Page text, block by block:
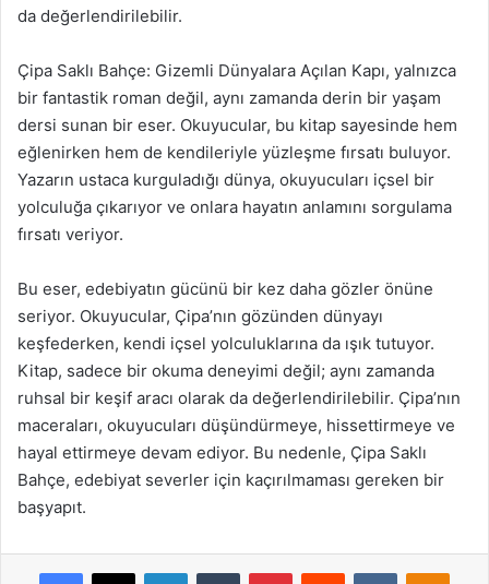
da değerlendirilebilir.
Çipa Saklı Bahçe: Gizemli Dünyalara Açılan Kapı, yalnızca
bir fantastik roman değil, aynı zamanda derin bir yaşam
dersi sunan bir eser. Okuyucular, bu kitap sayesinde hem
eğlenirken hem de kendileriyle yüzleşme fırsatı buluyor.
Yazarın ustaca kurguladığı dünya, okuyucuları içsel bir
yolculuğa çıkarıyor ve onlara hayatın anlamını sorgulama
fırsatı veriyor.
Bu eser, edebiyatın gücünü bir kez daha gözler önüne
seriyor. Okuyucular, Çipa’nın gözünden dünyayı
keşfederken, kendi içsel yolculuklarına da ışık tutuyor.
Kitap, sadece bir okuma deneyimi değil; aynı zamanda
ruhsal bir keşif aracı olarak da değerlendirilebilir. Çipa’nın
maceraları, okuyucuları düşündürmeye, hissettirmeye ve
hayal ettirmeye devam ediyor. Bu nedenle, Çipa Saklı
Bahçe, edebiyat severler için kaçırılmaması gereken bir
başyapıt.
Facebook
X LinkedInTumblr PinterestReddit VKontakte